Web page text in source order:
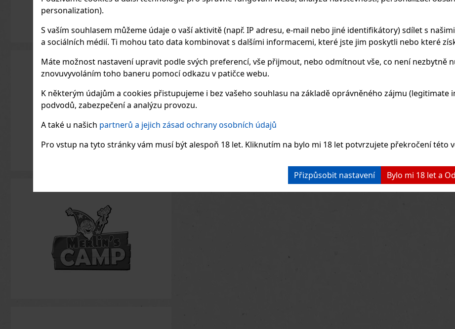
personalization).
S vaším souhlasem můžeme údaje o vaší aktivitě (např. IP adresu, e-mail nebo jiné identifikátory) sdílet s
a sociálních médií. Ti mohou tato data kombinovat s dalšími informacemi, které jste jim poskytli nebo které
Máte možnost nastavení upravit podle svých preferencí, vše přijmout, nebo odmítnout vše, co není nezbytně
znovuvyvoláním toho baneru pomocí odkazu v patičce webu.
K některým údajům a cookies přistupujeme i bez vašeho souhlasu na základě oprávněného zájmu
podvodů, zabezpečení a analýzu provozu.
A také u našich partnerů a jejich zásad ochrany osobních údajů
Pro vstup na tyto stránky vám musí být alespoň 18 let. Kliknutím na bylo mi 18 let potvrzujete překročení této
Přizpůsobit nastavení Bylo mi 18 let a